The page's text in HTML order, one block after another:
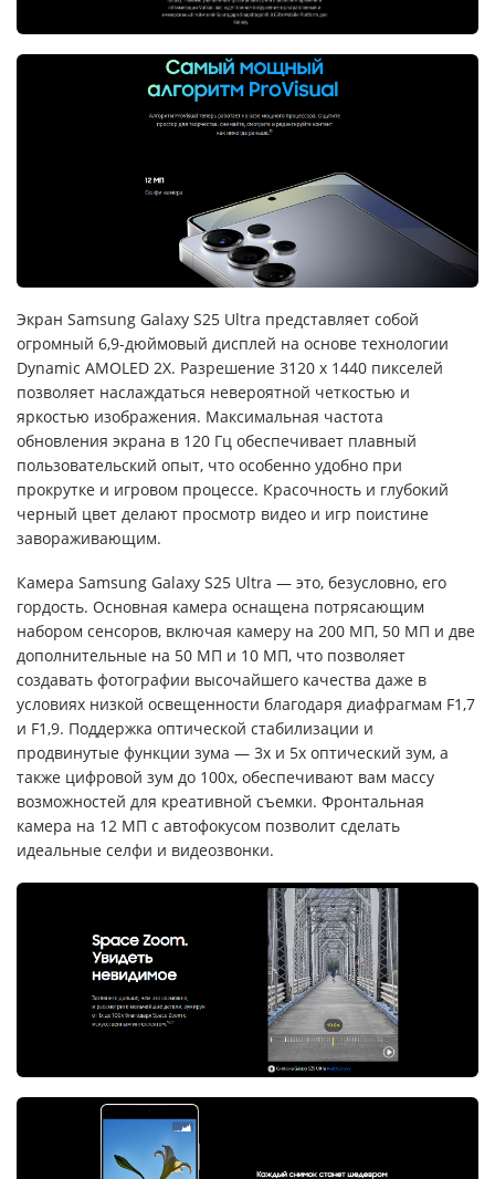
Экран Samsung Galaxy S25 Ultra представляет собой
огромный 6,9-дюймовый дисплей на основе технологии
Dynamic AMOLED 2X. Разрешение 3120 x 1440 пикселей
позволяет наслаждаться невероятной четкостью и
яркостью изображения. Максимальная частота
обновления экрана в 120 Гц обеспечивает плавный
пользовательский опыт, что особенно удобно при
прокрутке и игровом процессе. Красочность и глубокий
черный цвет делают просмотр видео и игр поистине
завораживающим.
Камера Samsung Galaxy S25 Ultra — это, безусловно, его
гордость. Основная камера оснащена потрясающим
набором сенсоров, включая камеру на 200 МП, 50 МП и две
дополнительные на 50 МП и 10 МП, что позволяет
создавать фотографии высочайшего качества даже в
условиях низкой освещенности благодаря диафрагмам F1,7
и F1,9. Поддержка оптической стабилизации и
продвинутые функции зума — 3х и 5х оптический зум, а
также цифровой зум до 100х, обеспечивают вам массу
возможностей для креативной съемки. Фронтальная
камера на 12 МП с автофокусом позволит сделать
идеальные селфи и видеозвонки.